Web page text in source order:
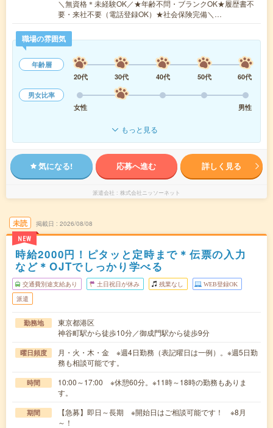
＼無資格＊未経験OK／★年齢不問・ブランクOK★履歴書不
要・来社不要（電話登録OK）★社会保険完備＼…
職場の雰囲気
年齢層
20代
30代 40代 50代
60代
男女比率
女性
男性
もっと見る
気になる! 応募へ進む 詳しく見る
派遣会社 株式会社ニッソーネット
未読
NEW
掲載日 2026/08/08
時給2000円！ピタッと定時まで＊伝票の入力
など＊OJTでしっかり学べる
交通費別途支給あり 土日祝日が休み 残業なし WEB登録OK
派遣
勤務地
東京都港区
神谷町駅から徒歩10分／御成門駅から徒歩9分
曜日頻度
月・火・木・金 ※週4日勤務（表記曜日は一例）。※週5日勤
務も相談可能です。
時間
10:00～17:00 ※休憩60分。※11時～18時の勤務もありま
す。
期間
【急募】即日～長期 ※開始日はご相談可能です！ ※8月
～！